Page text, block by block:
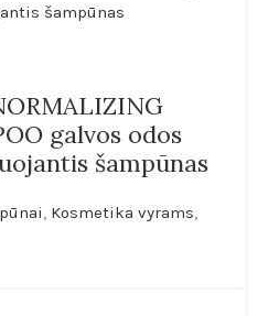
galvos odos
šampūnas
, Kosmetika vyrams,